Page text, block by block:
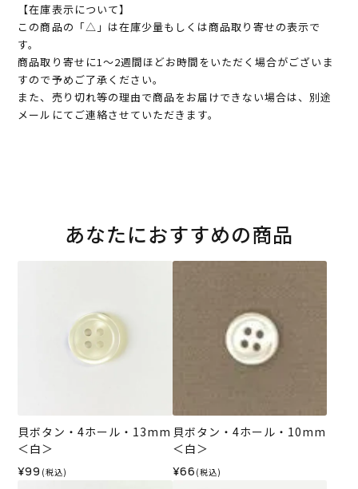
【在庫表示について】
この商品の「△」は在庫少量もしくは商品取り寄せの表示で
す。
商品取り寄せに1～2週間ほどお時間をいただく場合がございま
すので予めご了承ください。
また、売り切れ等の理由で商品をお届けできない場合は、別途
メールにてご連絡させていただきます。
あなたにおすすめの商品
貝ボタン・4ホール・13mm
＜白＞
¥99 (税込)
貝ボタン・4ホール・10mm
＜白＞
¥66 (税込)